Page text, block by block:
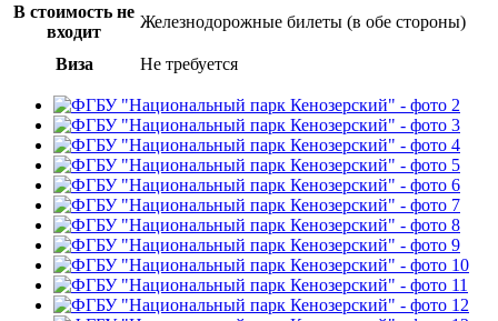
В стоимость не
входит
Железнодорожные билеты (в обе стороны)
Виза Не требуется